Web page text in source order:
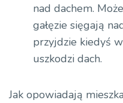
nad dachem.
gałęzie sięgają
przyjdzie kiedyś
uszkodzi dach.
Jak opowiadają